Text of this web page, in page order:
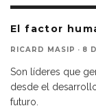
El factor
RICARD MASIP · 8
Son líderes que
desde el
futuro.